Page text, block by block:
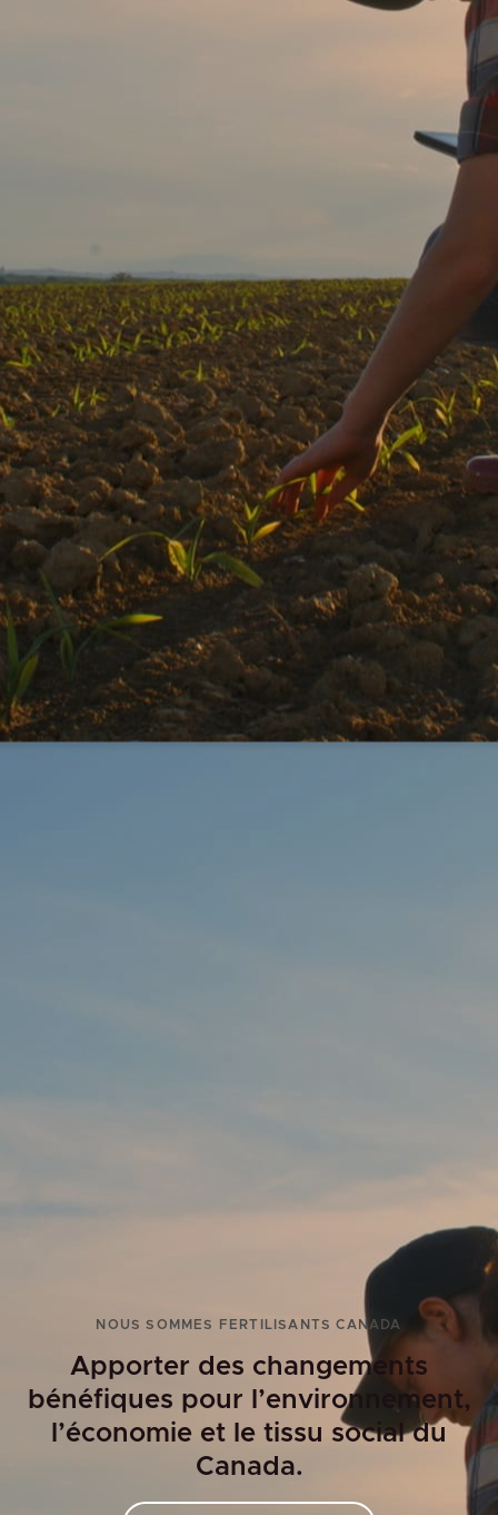
NOUS SOMMES FERTILISANTS CANADA
Apporter des changements
bénéfiques pour l’environnement,
l’économie et le tissu social du
Canada.